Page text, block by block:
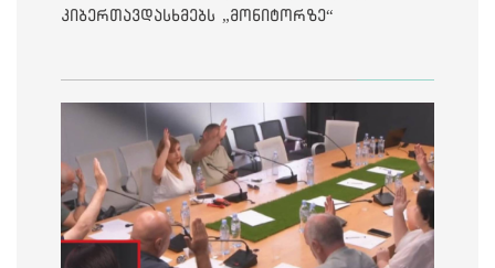
კიბერთავდასხმებს „მონიტორზე“